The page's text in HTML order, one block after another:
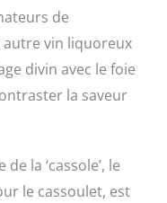
de
autre vin liquoreux
divin avec le foie
la saveur
la ‘cassole’, le
le cassoulet, est